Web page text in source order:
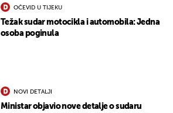
OČEVID U TIJEKU
Težak sudar motocikla i automobila: Jedna
osoba poginula
NOVI DETALJI
Ministar objavio nove detalje o sudaru